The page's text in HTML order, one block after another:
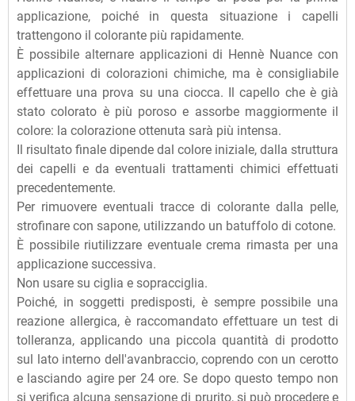
applicazione, poiché in questa situazione i capelli
trattengono il colorante più rapidamente.
È possibile alternare applicazioni di Hennè Nuance con
applicazioni di colorazioni chimiche, ma è consigliabile
effettuare una prova su una ciocca. Il capello che è già
stato colorato è più poroso e assorbe maggiormente il
colore: la colorazione ottenuta sarà più intensa.
Il risultato finale dipende dal colore iniziale, dalla struttura
dei capelli e da eventuali trattamenti chimici effettuati
precedentemente.
Per rimuovere eventuali tracce di colorante dalla pelle,
strofinare con sapone, utilizzando un batuffolo di cotone.
È possibile riutilizzare eventuale crema rimasta per una
applicazione successiva.
Non usare su ciglia e sopracciglia.
Poiché, in soggetti predisposti, è sempre possibile una
reazione allergica, è raccomandato effettuare un test di
tolleranza, applicando una piccola quantità di prodotto
sul lato interno dell'avanbraccio, coprendo con un cerotto
e lasciando agire per 24 ore. Se dopo questo tempo non
si verifica alcuna sensazione di prurito, si può procedere e